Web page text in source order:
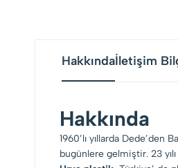
Hakkındaİletişim
Hakkında
1960’lı yıllarda
bugünlere gelmiştir. 23